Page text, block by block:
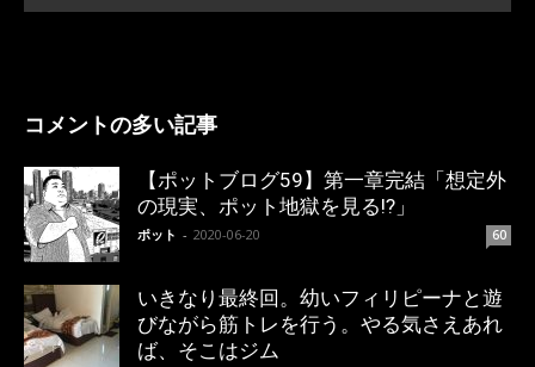
コメントの多い記事
【ポットブログ59】第一章完結「想定外
の現実、ポット地獄を見る!?」
ポット - 2020-06-20 60
いきなり最終回。幼いフィリピーナと遊
びながら筋トレを行う。やる気さえあれ
ば、そこはジム